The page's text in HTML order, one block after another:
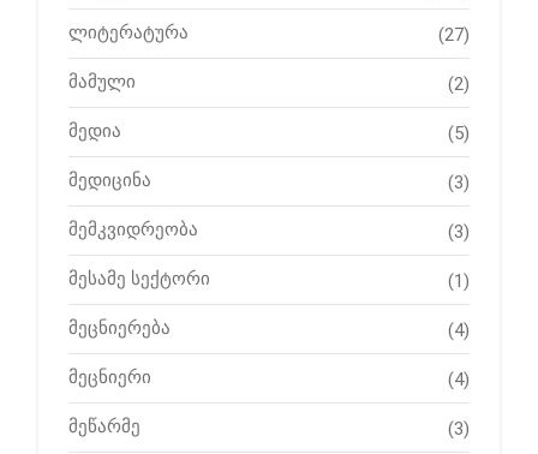
ლიტერატურა (27)
მამული (2)
მედია (5)
მედიცინა (3)
მემკვიდრეობა (3)
მესამე სექტორი (1)
მეცნიერება (4)
მეცნიერი (4)
მეწარმე (3)